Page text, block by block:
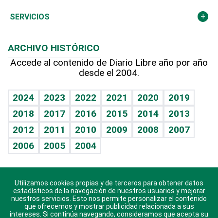
Resto del mundo
Economía personal
Podcast Arte Libre
Hablando con el pediatra
Vida y familia
Eñe
Celebrando la vida
Sin complejos
En pocas palabras
Escuchando al corazón
Economía Personal
Más deportes
Línea de hit
TBT Deportivo
Columnistas
Cambio climático
Opinión
Hecho en casa
Guía del dinero
SERVICIOS
Cumpleaños
Horóscopos
Crucigramas
ARCHIVO HISTÓRICO
Accede al contenido de Diario Libre año por año
desde el 2004.
2024 2023 2022 2021 2020
2019
2018
2017 2016 2015 2014
2013
2012
2011 2010 2009 2008
2007
2006
2005 2004
Descarga nuestras aplicaciones para Android, iOS y
sistema Huawei.
Utilizamos cookies propias y de terceros para obtener datos
estadísticos de la navegación de nuestros usuarios y mejorar
nuestros servicios. Esto nos permite personalizar el contenido
que ofrecemos y mostrar publicidad relacionada a sus
intereses. Si continúa navegando, consideramos que acepta su